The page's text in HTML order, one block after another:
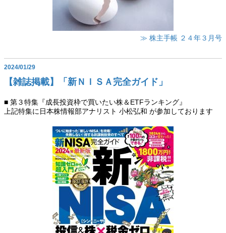
≫ 株主手帳 ２４年３月号
2024/01/29
【雑誌掲載】「新ＮＩＳＡ完全ガイド」
■ 第３特集『成長投資枠で買いたい株＆ETFランキング』
上記特集に日本株情報部アナリスト 小松弘和 が参加しております